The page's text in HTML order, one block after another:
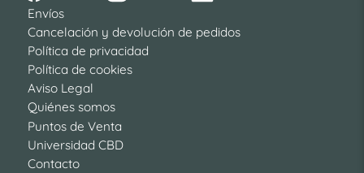
Envíos
Cancelación y devolución de pedidos
Política de privacidad
Política de cookies
Aviso Legal
Quiénes somos
Puntos de Venta
Universidad CBD
Contacto